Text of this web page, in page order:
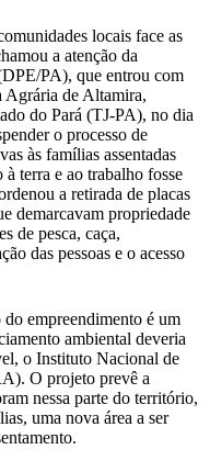
locais face as
a atenção da
PA), que entrou com
de Altamira,
do Pará (TJ-PA), no dia
o processo de
às famílias assentadas
terra e ao trabalho fosse
a retirada de placas
demarcavam propriedade
de pesca, caça,
das pessoas e o acesso
empreendimento é um
ambiental deveria
o Instituto Nacional de
O projeto prevê a
nessa parte do território,
uma nova área a ser